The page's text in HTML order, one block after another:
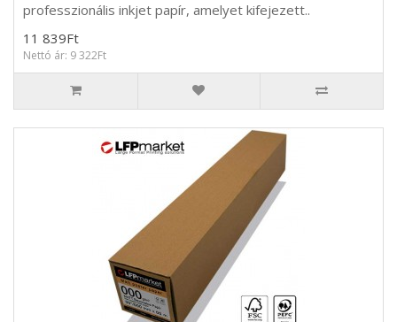
professzionális inkjet papír, amelyet kifejezett..
11 839Ft
Nettó ár: 9 322Ft